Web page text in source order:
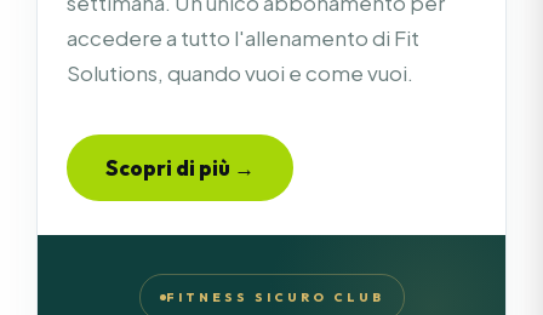
accedere a tutto l'allenamento di Fit
Solutions, quando vuoi e come vuoi.
Scopri di più →
FITNESS SICURO CLUB